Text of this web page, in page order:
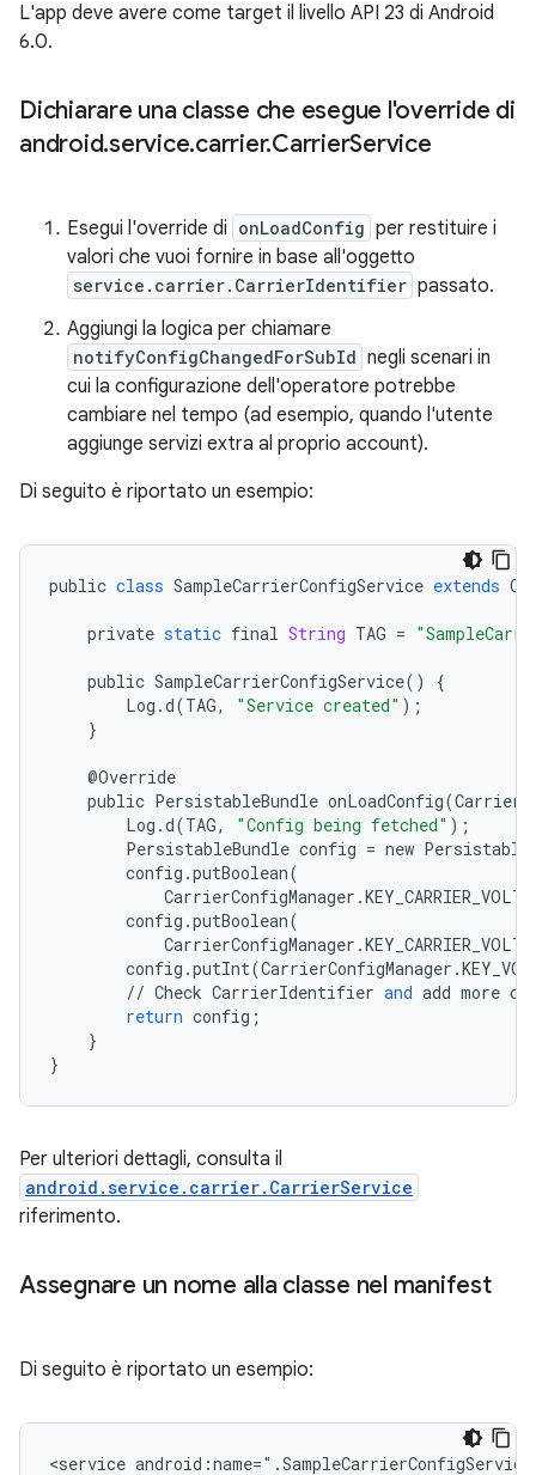
L'app deve avere come target il livello API 23 di Android
6.0.
Dichiarare una classe che esegue l'override di
android.service.carrier.CarrierService
Esegui l'override di onLoadConfig per restituire i
valori che vuoi fornire in base all'oggetto
service.carrier.CarrierIdentifier passato.
Aggiungi la logica per chiamare
notifyConfigChangedForSubId negli scenari in
cui la configurazione dell'operatore potrebbe
cambiare nel tempo (ad esempio, quando l'utente
aggiunge servizi extra al proprio account).
Di seguito è riportato un esempio:
public class SampleCarrierConfigService extends
private static final String TAG =
public SampleCarrierConfigService()
{
Log .d(TAG, "Service created" );
}
@Override
public PersistableBundle onLoadConfig(
Log .d(TAG, "Config being fetched" );
PersistableBundle config = new
config .putBoolean(
CarrierConfigManager .
config .putBoolean(
CarrierConfigManager .
config .putInt(CarrierConfigManager .
// Check CarrierIdentifier and add more
return config ;
}
}
Per ulteriori dettagli, consulta il
android.service.carrier.CarrierService
riferimento.
Assegnare un nome alla classe nel manifest
Di seguito è riportato un esempio:
<service